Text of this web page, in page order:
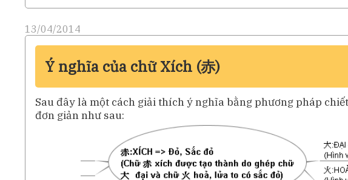
13/04/2014
Ý nghĩa của chữ Xích (赤)
Sau đây là một cách giải thích ý nghĩa bằng phương pháp
đơn giản như sau: